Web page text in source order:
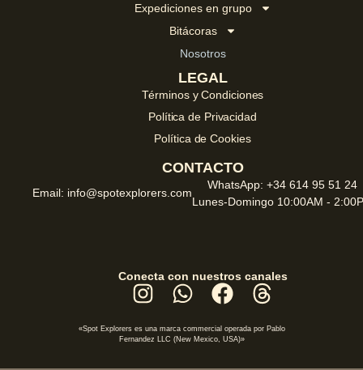
Conecta con nuestros canales
Expediciones en grupo
Bitácoras
Nosotros
LEGAL
Términos y Condiciones
Política de Privacidad
Política de Cookies
CONTACTO
Email: info@spotexplorers.com
WhatsApp: +34 614 95 51 24
Lunes-Domingo 10:00AM -
«Spot Explorers es una marca commercial operada por Pablo
Fernandez LLC (New Mexico, USA)»